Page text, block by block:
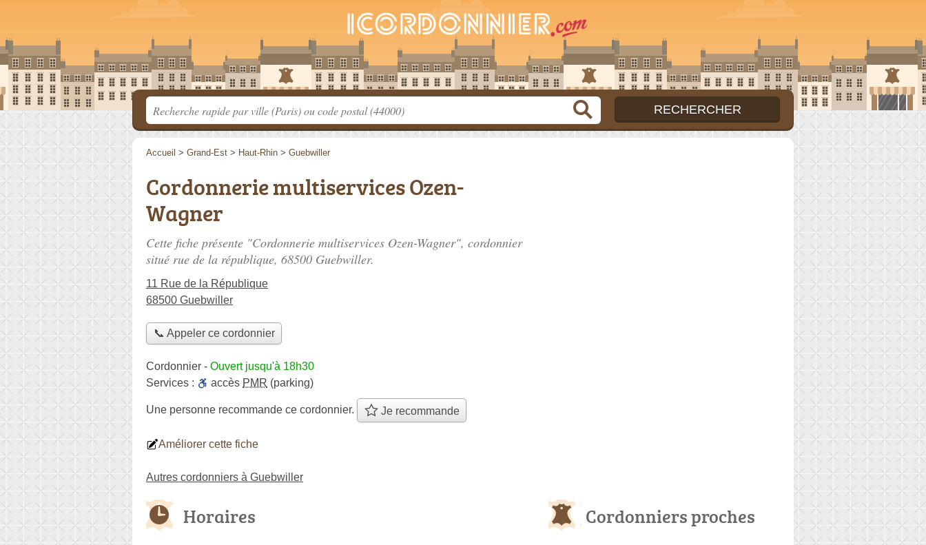
Accueil > Grand-Est > Haut-Rhin > Guebwiller
Cordonnerie multiservices Ozen-
Wagner
Cette fiche présente "Cordonnerie multiservices Ozen-Wagner", cordonnier
situé rue de la république, 68500 Guebwiller.
11 Rue de la République
68500 Guebwiller
📞 Appeler ce cordonnier
Cordonnier - Ouvert jusqu'à 18h30
Services :
accès PMR (parking)
Une personne recommande ce cordonnier. Je recommande
Améliorer cette fiche
Autres cordonniers à Guebwiller
Horaires Cordonniers proches